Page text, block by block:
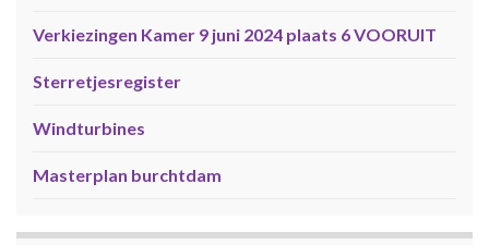
Verkiezingen Kamer 9 juni 2024 plaats 6 VOORUIT
Sterretjesregister
Windturbines
Masterplan burchtdam